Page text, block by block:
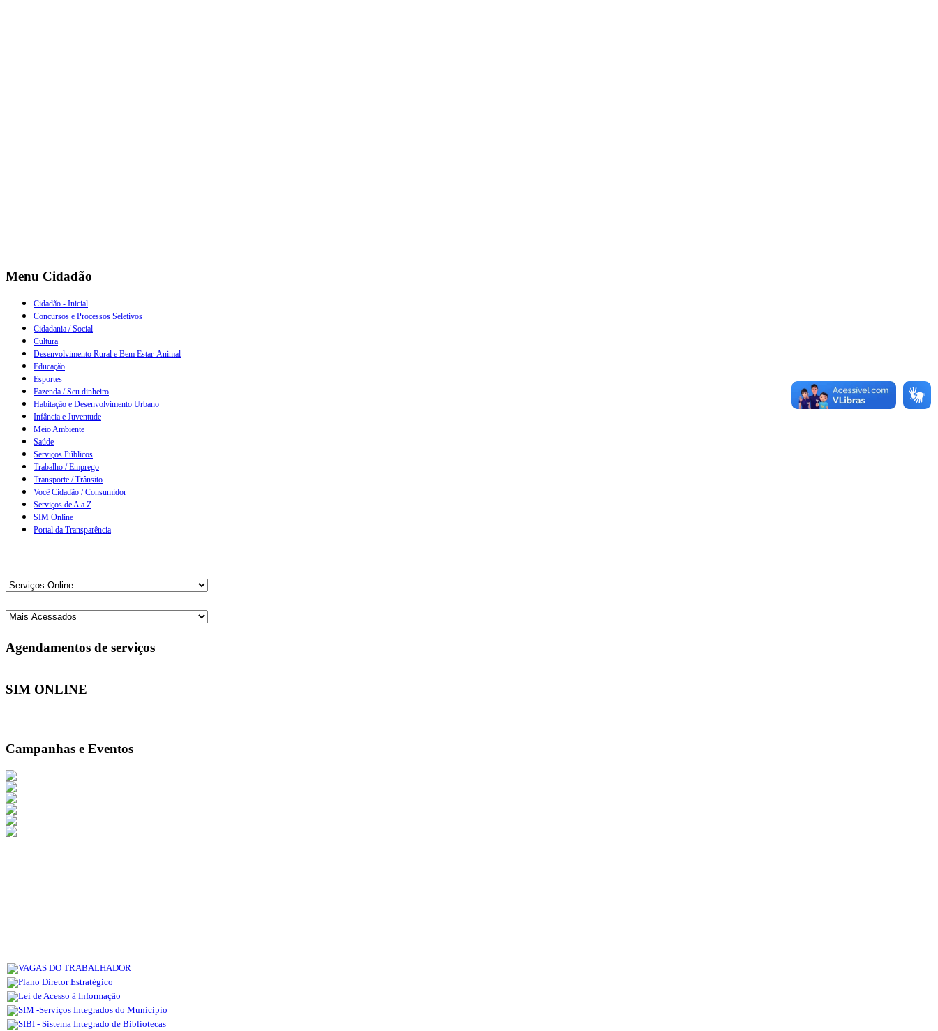
Menu Cidadão
Cidadão - Inicial
Concursos e Processos Seletivos
Cidadania / Social
Cultura
Desenvolvimento Rural e Bem Estar-Animal
Educação
Esportes
Fazenda / Seu dinheiro
Habitação e Desenvolvimento Urbano
Infância e Juventude
Meio Ambiente
Saúde
Serviços Públicos
Trabalho / Emprego
Transporte / Trânsito
Você Cidadão / Consumidor
Serviços de A a Z
SIM Online
Portal da Transparência
Agendamentos de serviços
SIM ONLINE
Campanhas e Eventos